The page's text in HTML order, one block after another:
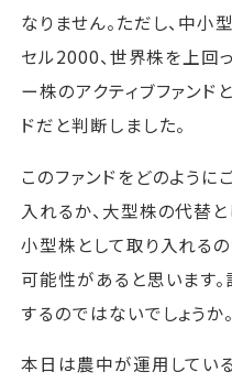
なりません。ただし、中小
セル2000、世界株を上回
ー株のアクティブファン
ドだと判断しました。
このファンドをどのように
入れるか、大型株の代替
小型株として取り入れる
可能性があると思います
するのではないでしょうか。
本日は農中が運用してい